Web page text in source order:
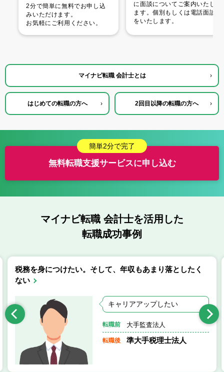
2分で簡単に無料でお申し込
みいただけます。
お気軽にご利用ください。
に面談についてご案内いたし
ます。個別もしくは電話面談
をいたします。
マイナビ転職 会計士とは ›
はじめての転職の方へ › 2回目以降の転職の方へ ›
簡単2分で完了
無料転職支援サービスに申し込む
マイナビ転職 会計士を活用した
転職成功事例
税務を身につけたい。そして、年収もあまり落としたく
ない
キャリアアップしたい
転職前 大手監査法人
転職後 準大手税理士法人